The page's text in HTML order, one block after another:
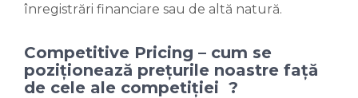
înregistrări financiare sau de altă natură.
Competitive Pricing – cum se
poziționează prețurile noastre față
de cele ale competiției ?